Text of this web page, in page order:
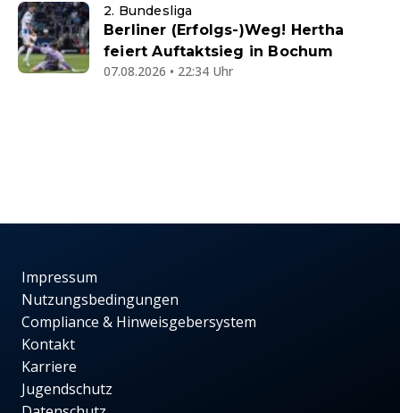
2. Bundesliga
Berliner (Erfolgs-)Weg! Hertha
feiert Auftaktsieg in Bochum
07.08.2026 • 22:34 Uhr
Impressum
Nutzungsbedingungen
Compliance & Hinweisgebersystem
Kontakt
Karriere
Jugendschutz